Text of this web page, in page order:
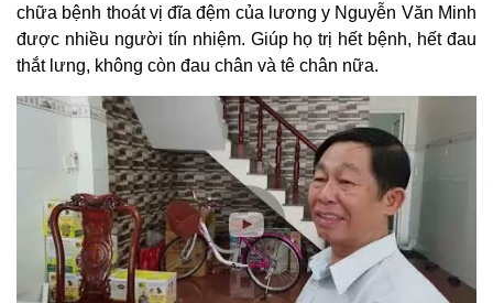
chữa bệnh thoát vị đĩa đệm của lương y Nguyễn Văn Minh
được nhiều người tín nhiệm. Giúp họ trị hết bệnh, hết đau
thắt lưng, không còn đau chân và tê chân nữa.